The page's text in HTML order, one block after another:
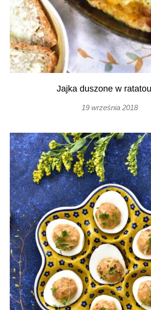
Jajka duszone w
19 września 2018